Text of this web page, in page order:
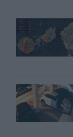
Πάρος: Η
Θεσσαλονίκη: